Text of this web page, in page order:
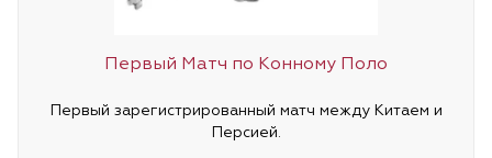
Первый Матч по Конному Поло
Первый зарегистрированный матч между Китаем и
Персией.